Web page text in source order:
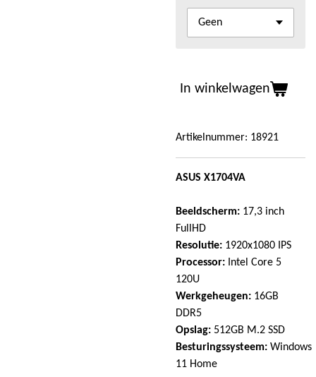
In winkelwagen
Artikelnummer: 18921
ASUS X1704VA
Beeldscherm: 17,3 inch
FullHD
Resolutie: 1920x1080 IPS
Processor: Intel Core 5
120U
Werkgeheugen: 16GB
DDR5
Opslag: 512GB M.2 SSD
Besturingssysteem: Windows
11 Home